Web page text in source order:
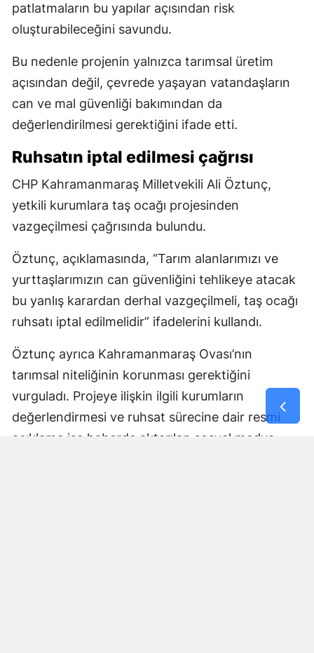
patlatmaların bu yapılar açısından risk
oluşturabileceğini savundu.
Bu nedenle projenin yalnızca tarımsal üretim
açısından değil, çevrede yaşayan vatandaşların
can ve mal güvenliği bakımından da
değerlendirilmesi gerektiğini ifade etti.
Ruhsatın iptal edilmesi çağrısı
CHP Kahramanmaraş Milletvekili Ali Öztunç,
yetkili kurumlara taş ocağı projesinden
vazgeçilmesi çağrısında bulundu.
Öztunç, açıklamasında, “Tarım alanlarımızı ve
yurttaşlarımızın can güvenliğini tehlikeye atacak
bu yanlış karardan derhal vazgeçilmeli, taş ocağı
ruhsatı iptal edilmelidir” ifadelerini kullandı.
Öztunç ayrıca Kahramanmaraş Ovası’nın
tarımsal niteliğinin korunması gerektiğini
vurguladı. Projeye ilişkin ilgili kurumların
değerlendirmesi ve ruhsat sürecine dair resmi
açıklama ise haberde aktarılan sosyal medya